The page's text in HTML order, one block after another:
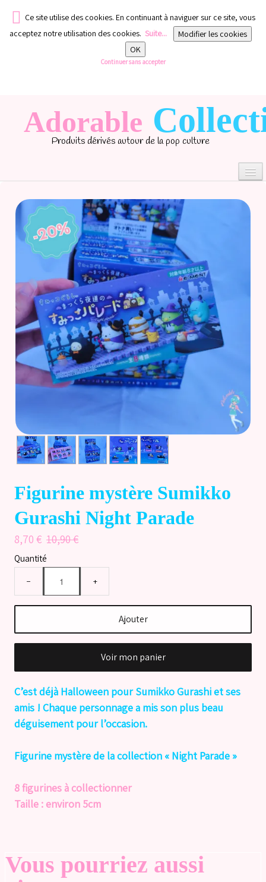
Ce site utilise des cookies. En continuant à naviguer sur ce site, vous
acceptez notre utilisation des cookies. Suite...
Modifier les cookies
OK
Continuer sans accepter
Adorable
Produits dérivés autour de la pop culture
0
Accueil
Catégories
Licences
Informations
Actu
Nos réseaux
Figurine mystère Sumikko
Gurashi Night Parade
8,70 € 10,90 €
Quantité
− +
Ajouter
Voir mon panier
C’est déjà Halloween pour Sumikko Gurashi et ses
amis ! Chaque personnage a mis son plus beau
déguisement pour l’occasion.
Figurine mystère de la collection « Night Parade »
8 figurines à collectionner
Taille : environ 5cm
Vous pourriez aussi